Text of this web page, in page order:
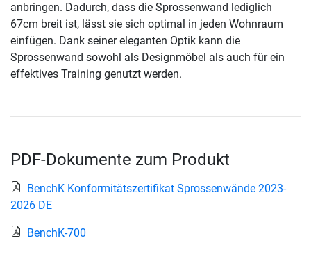
anbringen. Dadurch, dass die Sprossenwand lediglich
67cm breit ist, lässt sie sich optimal in jeden Wohnraum
einfügen. Dank seiner eleganten Optik kann die
Sprossenwand sowohl als Designmöbel als auch für ein
effektives Training genutzt werden.
PDF-Dokumente zum Produkt
BenchK Konformitätszertifikat Sprossenwände 2023-
2026 DE
BenchK-700